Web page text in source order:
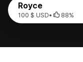
Royce
100 $ USD• 88%